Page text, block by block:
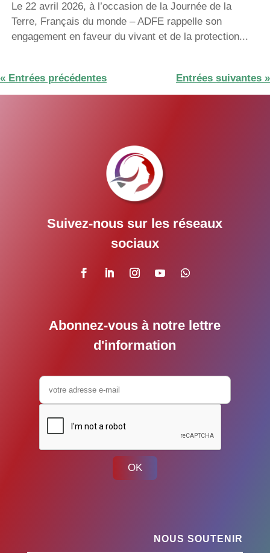
Le 22 avril 2026, à l’occasion de la Journée de la
Terre, Français du monde – ADFE rappelle son
engagement en faveur du vivant et de la protection...
« Entrées précédentes Entrées suivantes »
Suivez-nous sur les réseaux
sociaux
Abonnez-vous à notre lettre
d'information
OK
NOUS SOUTENIR